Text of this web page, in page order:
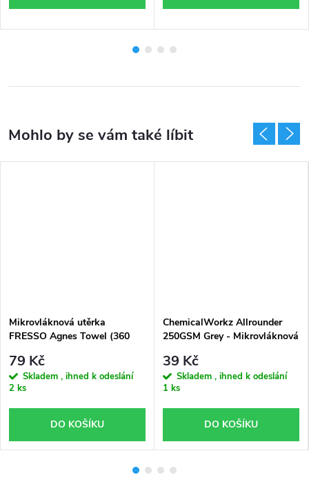
Mikrovláknová utěrka
FRESSO Agnes Towel (360
79 Kč
Skladem , ihned k odeslání
2 ks
DO KOŠÍKU
ChemicalWorkz Allrounder
250GSM Grey - Mikrovláknová
39 Kč
Skladem , ihned k odeslání
1 ks
DO KOŠÍKU